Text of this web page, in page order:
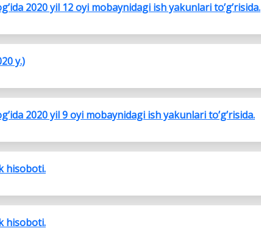
2020 yil 12 oyi mobaynidagi ish yakunlari to’g’risida.
y.)
2020 yil 9 oyi mobaynidagi ish yakunlari to’g’risida.
hisoboti.
hisoboti.